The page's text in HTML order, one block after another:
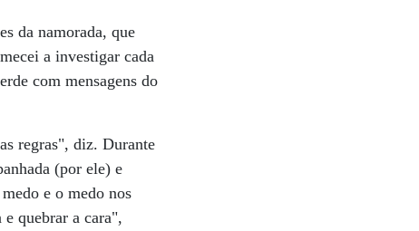
da namorada, que
a investigar cada
com mensagens do
regras", diz. Durante
(por ele) e
e o medo nos
quebrar a cara",